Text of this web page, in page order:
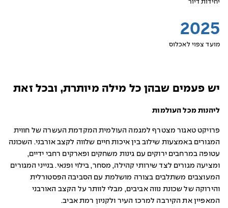
יחידות דיור
2025
מועד צפוי לאכלוס
יש פעמים שבהן כל מילה מיותרת, ובכל זאת
ליהנות מכל העולמות
פרויקט טאגור מצטרף למגמה העולמית המקדמת העשרה של חווית
המגורים באמצעות שילוב בין איכות חיים שלווה לקצב אורבני. השכונה
עטופה במרחבים ירוקים עם גינות משחקים ופארקים רחבי ידיים,
ומציעה מגורים לצד שירותי קהילה, מסחר, בילוי ופנאי. בנייני המגורים
המעוצבים משתלבים בצורה מושלמת עם הסביבה הפסטורלית
והירוקה של שכונת נווה אביבים, מבלי לוותר על הקצב האורבני
המאפיין את הקירבה למרכז העיר ולקניון רמת אביב.